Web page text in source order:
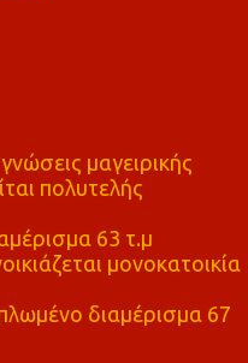
μαγειρικής
πολυτελής
63 τ.μ
μονοκατοικία
διαμέρισμα 67